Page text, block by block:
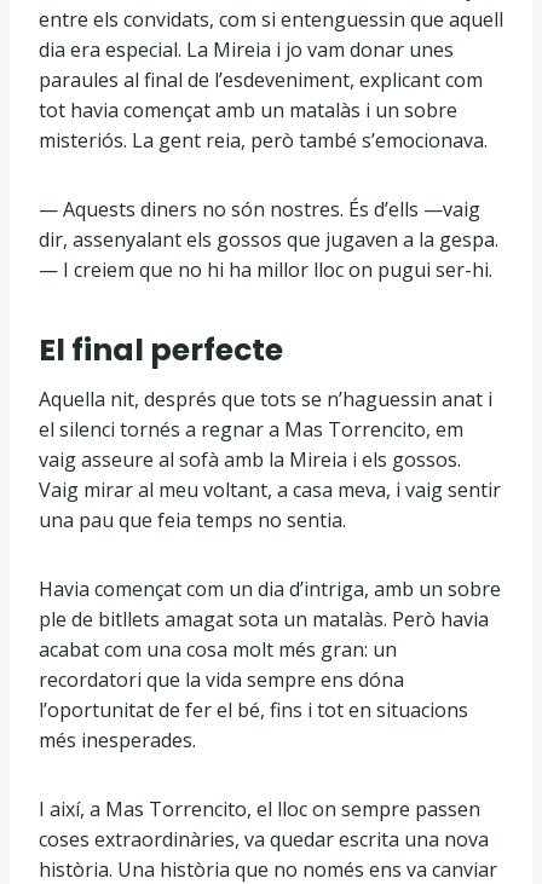
entre els convidats, com si entenguessin que aquell
dia era especial. La Mireia i jo vam donar unes
paraules al final de l’esdeveniment, explicant com
tot havia començat amb un matalàs i un sobre
misteriós. La gent reia, però també s’emocionava.
— Aquests diners no són nostres. És d’ells —vaig
dir, assenyalant els gossos que jugaven a la gespa.
— I creiem que no hi ha millor lloc on pugui ser-hi.
El final perfecte
Aquella nit, després que tots se n’haguessin anat i
el silenci tornés a regnar a Mas Torrencito, em
vaig asseure al sofà amb la Mireia i els gossos.
Vaig mirar al meu voltant, a casa meva, i vaig sentir
una pau que feia temps no sentia.
Havia començat com un dia d’intriga, amb un sobre
ple de bitllets amagat sota un matalàs. Però havia
acabat com una cosa molt més gran: un
recordatori que la vida sempre ens dóna
l’oportunitat de fer el bé, fins i tot en situacions
més inesperades.
I així, a Mas Torrencito, el lloc on sempre passen
coses extraordinàries, va quedar escrita una nova
història. Una història que no només ens va canviar